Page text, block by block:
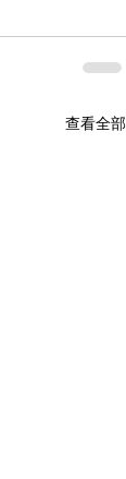
查看全部